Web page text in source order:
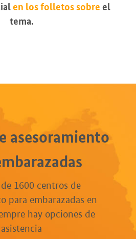
en los folletos sobre el
tema.
asesoramiento
1600 centros de
para embarazadas en
hay opciones de
asistencia